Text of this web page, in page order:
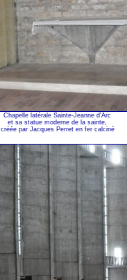
Chapelle latérale Sainte-Jeanne d'Arc
et sa statue moderne de la sainte,
créée par Jacques Perret en fer calciné